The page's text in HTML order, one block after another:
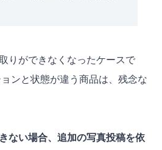
りができなくなったケースで
ンと状態が違う商品は、残念な
ない場合、追加の写真投稿を依